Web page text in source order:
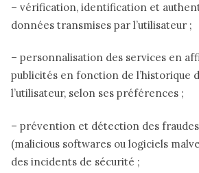
– vérification, identification et
données transmises par l’utilisateur ;
– personnalisation des services en
publicités en fonction de l’historique
l’utilisateur, selon ses préférences ;
– prévention et détection des
(malicious softwares ou logiciels
des incidents de sécurité ;